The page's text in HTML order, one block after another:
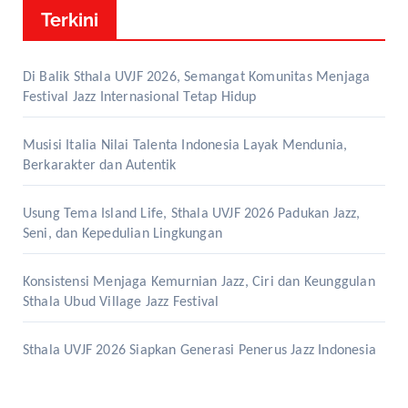
Terkini
Di Balik Sthala UVJF 2026, Semangat Komunitas Menjaga
Festival Jazz Internasional Tetap Hidup
Musisi Italia Nilai Talenta Indonesia Layak Mendunia,
Berkarakter dan Autentik
Usung Tema Island Life, Sthala UVJF 2026 Padukan Jazz,
Seni, dan Kepedulian Lingkungan
Konsistensi Menjaga Kemurnian Jazz, Ciri dan Keunggulan
Sthala Ubud Village Jazz Festival
Sthala UVJF 2026 Siapkan Generasi Penerus Jazz Indonesia